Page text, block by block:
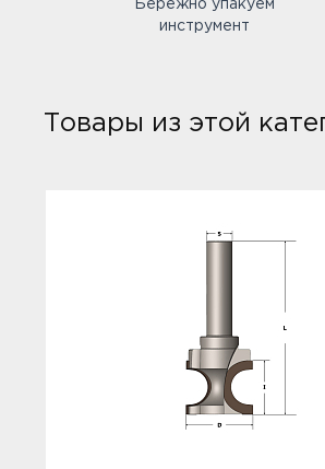
Бережно упакуем
инструмент
Товары из этой